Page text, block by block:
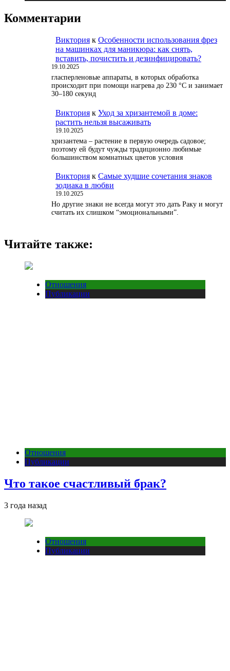
Комментарии
Виктория к Особенности использования фрез
на машинках для маникюра: как снять,
вставить, почистить и дезинфицировать?
19.10.2025
гласперленовые аппараты, в которых обработка
происходит при помощи нагрева до 230 °С и занимает
30–180 секунд
Виктория к Уход за хризантемой в доме:
растить нельзя высаживать
19.10.2025
хризантема – растение в первую очередь садовое;
поэтому ей будут чужды традиционно любимые
большинством комнатных цветов условия
Виктория к Самые худшие сочетания знаков
зодиака в любви
19.10.2025
Но другие знаки не всегда могут это дать Раку и могут
считать их слишком “эмоциональными”.
Читайте также:
Отношения
Публикации
Отношения
Публикации
Что такое счастливый брак?
3 года назад
Отношения
Публикации